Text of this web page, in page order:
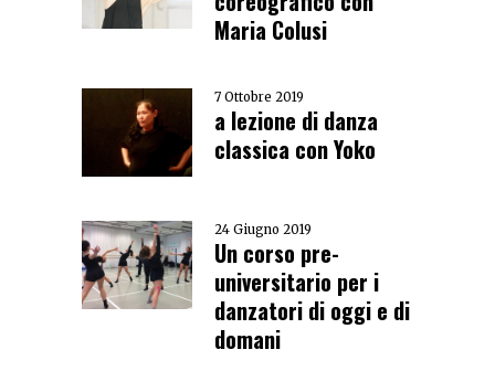
Maria Colusi
7 Ottobre 2019
a lezione di danza
classica con Yoko
24 Giugno 2019
Un corso pre-
universitario per i
danzatori di oggi e di
domani